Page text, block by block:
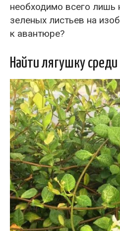
необходимо всего лишь
зеленых листьев на
к авантюре?
Найти лягушку